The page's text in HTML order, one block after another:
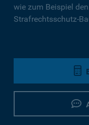
wie zum Beispiel
Strafrechtsschutz-